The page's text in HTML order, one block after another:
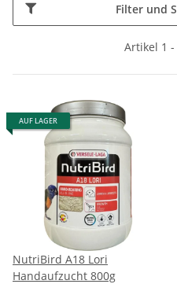
Filter und
Artikel 1 -
AUF LAGER
NutriBird A18 Lori
Handaufzucht 800g